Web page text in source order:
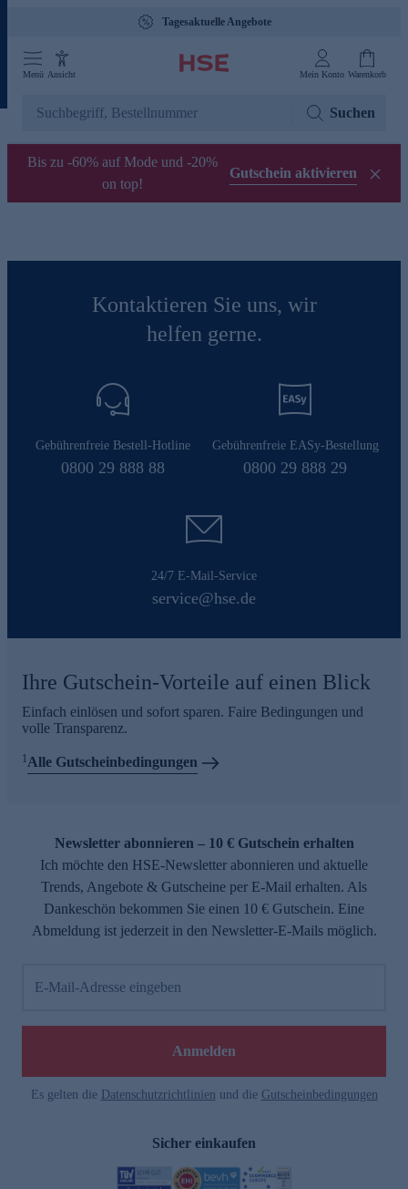
Tagesaktuelle Angebote
Menü Ansicht Mein Konto Warenkorb
Suchen
Bis zu -60% auf Mode und -20%
on top!
Gutschein aktivieren
Kontaktieren Sie uns, wir
helfen gerne.
Gebührenfreie Bestell-Hotline
0800 29 888 88
Gebührenfreie EASy-Bestellung
0800 29 888 29
24/7 E-Mail-Service
service@hse.de
Ihre Gutschein-Vorteile auf einen Blick
Einfach einlösen und sofort sparen. Faire Bedingungen und
volle Transparenz.
1Alle Gutscheinbedingungen
Newsletter abonnieren – 10 € Gutschein erhalten
Ich möchte den HSE-Newsletter abonnieren und aktuelle
Trends, Angebote & Gutscheine per E-Mail erhalten. Als
Dankeschön bekommen Sie einen 10 € Gutschein. Eine
Abmeldung ist jederzeit in den Newsletter-E-Mails möglich.
E-Mail-Adresse eingeben
Anmelden
Es gelten die Datenschutzrichtlinien und die Gutscheinbedingungen
Sicher einkaufen